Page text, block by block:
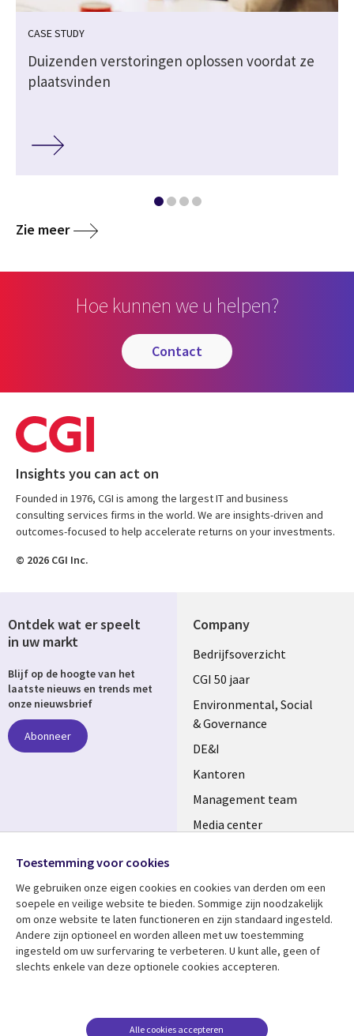
CASE STUDY
Duizenden verstoringen oplossen voordat ze
plaatsvinden
Zie meer
Hoe kunnen we u helpen?
contact
Insights you can act on
Founded in 1976, CGI is among the largest IT and business
consulting services firms in the world. We are insights-driven and
outcomes-focused to help accelerate returns on your investments.
© 2026 CGI Inc.
Company
Useful
links
NETHERLANDS
Bedrijfsoverzicht
CGI 50 jaar
Environmental, Social
& Governance
DE&I
Kantoren
Management team
Media center
Bekijk meer
Library
NETHERLANDS
Artikelen
Support
Legal
Disclaimer
Cookie management
Ontdek wat er speelt
in uw markt
Blijf op de hoogte van het
laatste nieuws en trends met
onze nieuwsbrief
Abonneer
Media
NETHERLANDS
Toestemming voor cookies
We gebruiken onze eigen cookies en cookies van derden om een ​​
soepele en veilige website te bieden. Sommige zijn noodzakelijk
om onze website te laten functioneren en zijn standaard ingesteld.
Andere zijn optioneel en worden alleen met uw toestemming
ingesteld om uw surfervaring te verbeteren. U kunt alle, geen of
slechts enkele van deze optionele cookies accepteren.
Alle cookies accepteren